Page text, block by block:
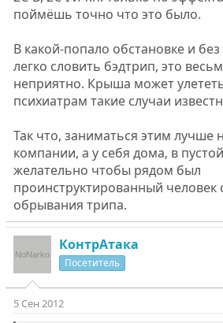
поймёшь точно что это было.
В какой-попало обстановке и
легко словить бэдтрип, это
неприятно. Крыша может
психиатрам такие случаи
Так что, заниматься этим лучше
компании, а у себя дома, в
желательно чтобы рядом был
проинструктированный человек
обрывания трипа.
КонтрАтака
Посетитель
5 Сен 2012